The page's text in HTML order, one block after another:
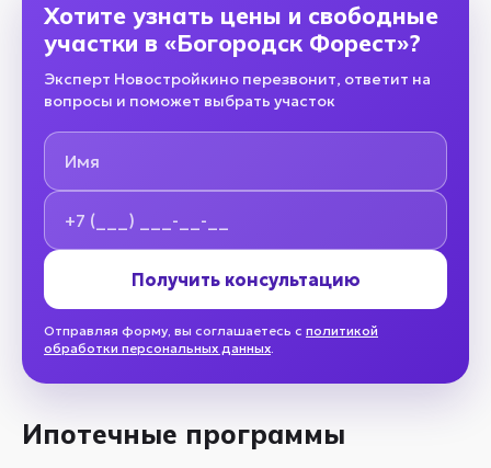
Хотите узнать цены и свободные
участки в «Богородск Форест»?
Эксперт Новостройкино перезвонит, ответит на
вопросы и поможет выбрать участок
Имя
Номер телефона
Получить консультацию
Отправляя форму, вы соглашаетесь с политикой
обработки персональных данных.
Ипотечные программы